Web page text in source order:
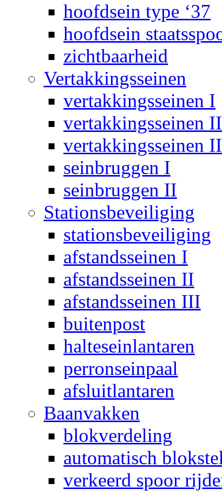
hoofdsein type ‘37
hoofdsein
zichtbaarheid
Vertakkingsseinen
vertakkingsseinen I
vertakkingsseinen II
vertakkingsseinen
seinbruggen I
seinbruggen II
Stationsbeveiliging
stationsbeveiliging
afstandsseinen I
afstandsseinen II
afstandsseinen III
buitenpost
halteseinlantaren
perronseinpaal
afsluitlantaren
Baanvakken
blokverdeling
automatisch
verkeerd spoor